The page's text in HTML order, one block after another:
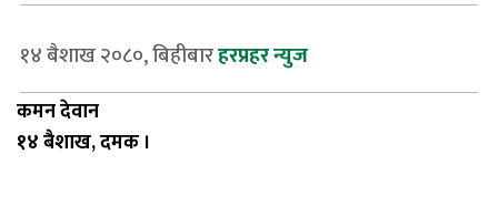
१४ बैशाख २०८०, बिहीबारहरप्रहर न्युज
कमन देवान
१४ बैशाख, दमक ।